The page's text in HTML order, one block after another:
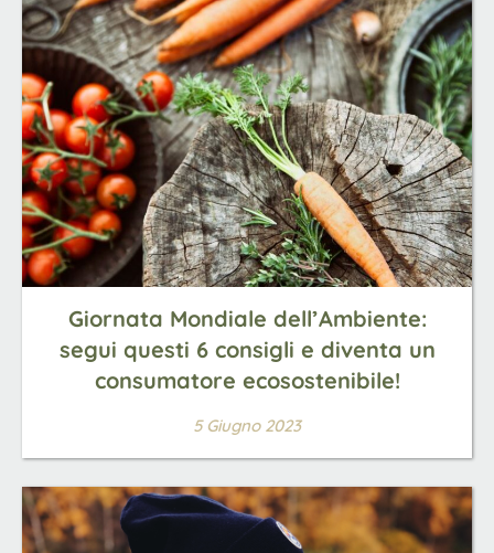
Giornata Mondiale dell’Ambiente:
segui questi 6 consigli e diventa un
consumatore ecosostenibile!
5 Giugno 2023